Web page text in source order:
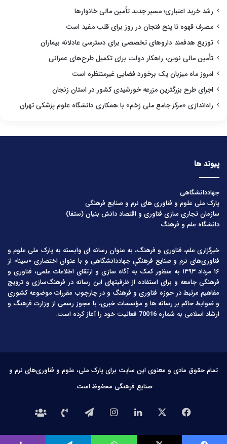
رشد خرید اعتباری؛ مسیر جدید تأمین مالی خانوارها
مصرف قهوه تا پنج فنجان در روز برای قلب مفید است
توزیع هدفمند داروهای تخصصی برای دسترسی عادلانه بیماران
تأمین مالی نوین، راهکار دولت برای تکمیل طرح‌های عمرانی
امروز ماه میزبان یک برخورد فضایی غیرمنتظره است
اجرای طرح بزرگترین مزرعه خورشیدی کشور در استان زنجان
راه‌اندازی «مرکز جامع ملی زخم» با همکاری دانشگاه علوم پزشکی تهران
پیوند ها
جهاددانشگاهی
پارک ملی علوم و فناوری های نرم و صنایع فرهنگی
سازمان تجاری سازی فناوری و اقتصاد دانش بنیان (ستفا)
دانشگاه علم و فرهنگ
خبرگزاری علم، فناوری و فرهنگ، به عنوان رسانه ای وابسته به پارک ملی علوم و
فناوری‌های نرم و صنایع فرهنگیِ جهاددانشگاهی و با عنوان اختصاری «سینا» از
۱۶ مرداد ۱۳۹۳ به منظور کمک به آگاه سازی و ارتقای اطلاعات علمی، فناوری و
فرهنگی جامعه و برای استفاده از ظرفیتهای این رسانه در فرهنگ‌سازی و ترویج
مفاهیم مرتبط در حوزه فناوری و فرهنگ و در چارچوب مقررات موضوعه کشوری
و ضوابط حاکم بر رسانه ها و مؤسسات خبری، با مجوز رسمی از وزارت فرهنگ و
ارشاد اسلامی به شماره 70016 فعالیت خود را آغاز کرده است.
تمام حقوق مادی و معنوی این سایت برای پارک ملی، علوم و فناوری‌های نرم و
صنایع فرهنگی محفوظ است.
فیس
بوک
لینکدیناینستاگرامتلگرامتماس
با
درباره
ما